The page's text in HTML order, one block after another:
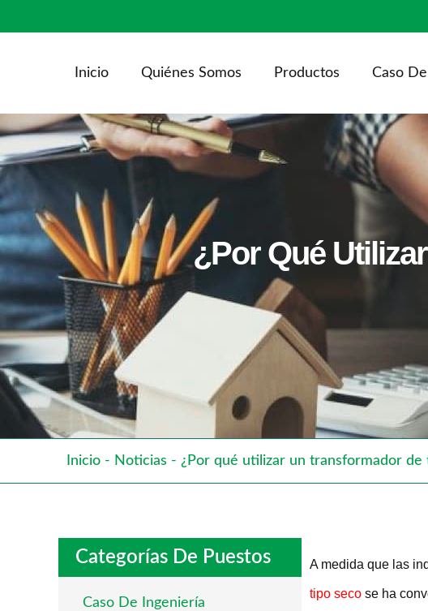
Inicio Quiénes Somos Productos Caso
¿Por Qué
Inicio - Noticias - ¿Por qué utilizar un transformador de
Categorías De Puestos
Caso De Ingeniería
A medida que las
tipo seco se ha